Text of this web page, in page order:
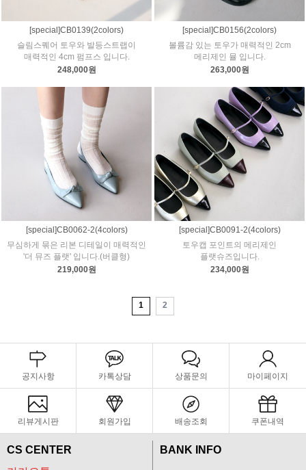
[special]CB0139(2colors)
슬림스퀘어 토우와 발등스트랩이
매력적인 4cm 펌프스 입니다.
248,000원
[special]CB0156(2colors)
볼륨감 있는 토우가 매력적인 2cm
메리제인 뮬 입니다.
263,000원
[special]CB0062-2(4colors)
무심하게 묶은 리본 디테일이 매력적인
'더 뮤즈 플랫' 입니다.(버클형)
219,000원
[special]CB0091-2(4colors)
토우캡 포인트의 메리제인
플랫슈즈입니다.
234,000원
1 2
공지사항 카톡상담 상품문의 마이페이지
리뷰게시판 회원가입 배송조회 쿠폰내역
CS CENTER
BANK INFO